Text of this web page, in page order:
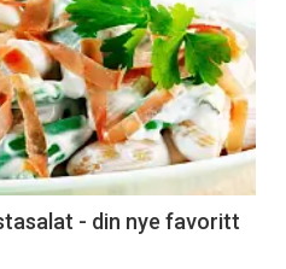
- din nye favoritt